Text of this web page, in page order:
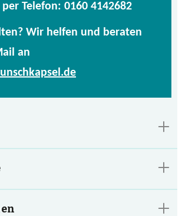
Telefon: 0160 4142682
Wir helfen und beraten
an